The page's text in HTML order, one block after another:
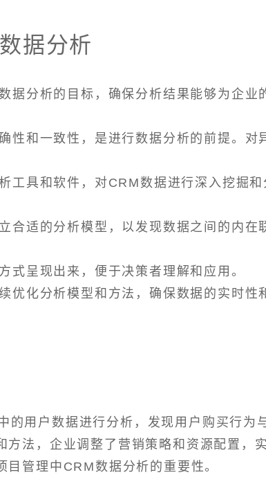
据分析
据分析的目标，确保分析结果能够为企业
性和一致性，是进行数据分析的前提。对
工具和软件，对CRM数据进行深入挖掘和
合适的分析模型，以发现数据之间的内在
呈现出来，便于决策者理解和应用。
优化分析模型和方法，确保数据的实时性
的用户数据进行分析，发现用户购买行为
法，企业调整了营销策略和资源配置，
目管理中CRM数据分析的重要性。